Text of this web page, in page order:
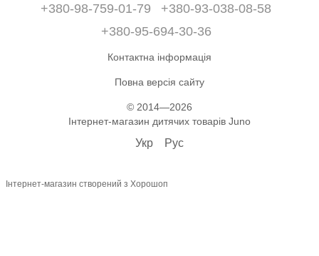
+380-98-759-01-79
+380-93-038-08-58
+380-95-694-30-36
Контактна інформація
Повна версія сайту
© 2014—2026
Інтернет-магазин дитячих товарів Juno
Укр Рус
Інтернет-магазин створений з Хорошоп